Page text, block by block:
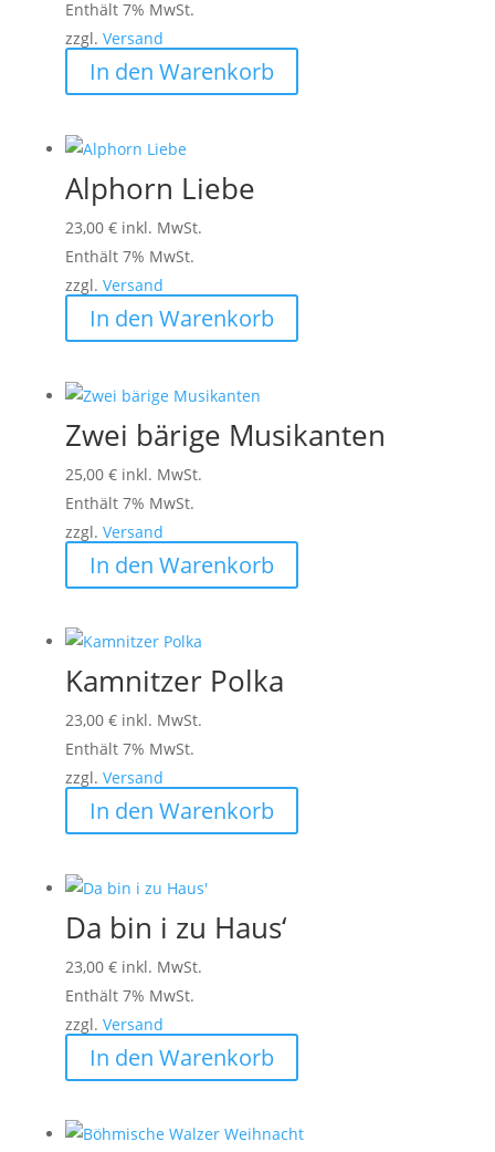
Enthält 7% MwSt.
zzgl. Versand
In den Warenkorb
Alphorn Liebe
23,00 € inkl. MwSt.
Enthält 7% MwSt.
zzgl. Versand
In den Warenkorb
Zwei bärige Musikanten
25,00 € inkl. MwSt.
Enthält 7% MwSt.
zzgl. Versand
In den Warenkorb
Kamnitzer Polka
23,00 € inkl. MwSt.
Enthält 7% MwSt.
zzgl. Versand
In den Warenkorb
Da bin i zu Haus‘
23,00 € inkl. MwSt.
Enthält 7% MwSt.
zzgl. Versand
In den Warenkorb